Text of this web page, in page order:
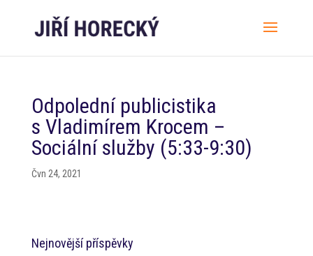
Odpolední publicistika
s Vladimírem Krocem –
Sociální služby (5:33-9:30)
Čvn 24, 2021
Nejnovější příspěvky